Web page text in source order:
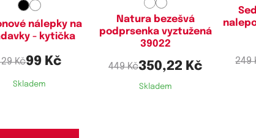
nálepky na
- kytička
Kč99 Kč
Skladem
Natura bezešvá
podprsenka vyztužená
39022
449 Kč350,22 Kč
Skladem
249